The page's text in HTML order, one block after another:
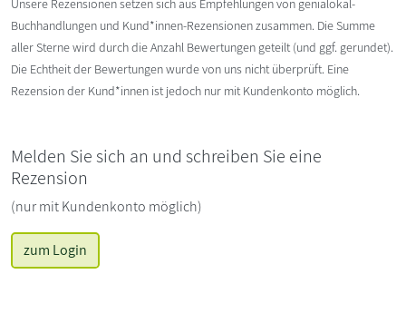
Buchhandlungen und Kund*innen-Rezensionen zusammen. Die Summe
aller Sterne wird durch die Anzahl Bewertungen geteilt (und ggf. gerundet).
Die Echtheit der Bewertungen wurde von uns nicht überprüft. Eine
Rezension der Kund*innen ist jedoch nur mit Kundenkonto möglich.
Melden Sie sich an und schreiben Sie eine
Rezension
(nur mit Kundenkonto möglich)
zum Login